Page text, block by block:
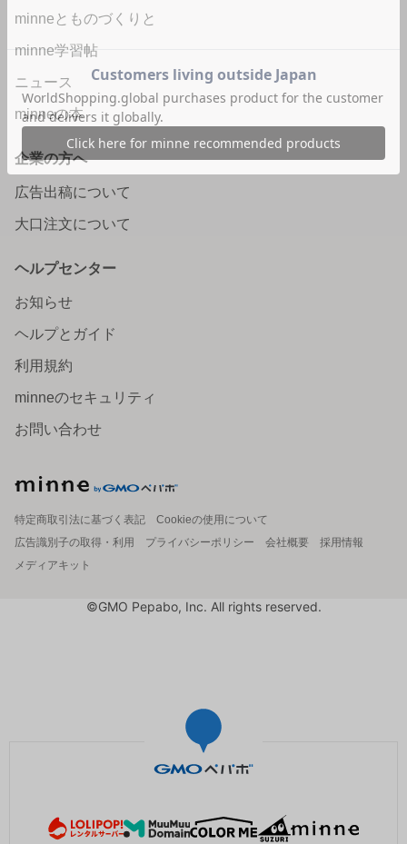
minneとものづくりと
minne学習帖
ニュース
minneの本
企業の方へ
広告出稿について
大口注文について
ヘルプセンター
お知らせ
ヘルプとガイド
利用規約
minneのセキュリティ
お問い合わせ
特定商取引法に基づく表記
Cookieの使用について
広告識別子の取得・利用
プライバシーポリシー 会社概要
採用情報
メディアキット
©GMO Pepabo, Inc. All rights reserved.